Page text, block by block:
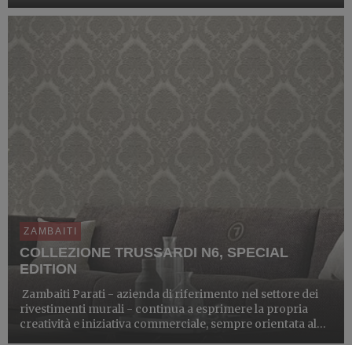
ZAMBAITI
COLLEZIONE TRUSSARDI N6, SPECIAL
EDITION
Zambaiti Parati - azienda di riferimento nel settore dei
rivestimenti murali - continua a esprimere la propria
creatività e iniziativa commerciale, sempre orientata al